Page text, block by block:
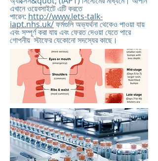
এখানে ওয়েবসাইটে এটি করতে
পারেন: http://www.lets-talk-
iapt.nhs.uk/ফর্মগুলি অভ্যর্থনা থেকেও পাওয়া যায়
এবং সম্পূর্ণ করা যায় এবং ফেরত দেওয়া যেতে পারে
গোপনীয় স্টাফের যেকোনো সদস্যের কাছে।